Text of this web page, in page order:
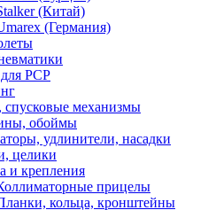
(Китай)
(Германия)
PCP
спусковые механизмы
обоймы
удлинители, насадки
целики
и крепления
прицелы
кольца, кронштейны